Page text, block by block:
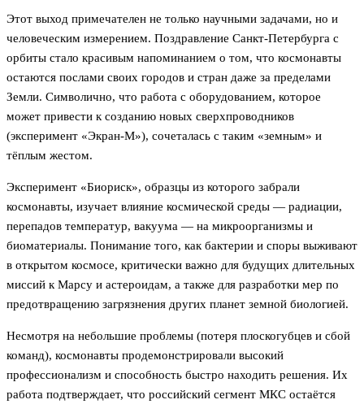
Этот выход примечателен не только научными задачами, но и
человеческим измерением. Поздравление Санкт-Петербурга с
орбиты стало красивым напоминанием о том, что космонавты
остаются послами своих городов и стран даже за пределами
Земли. Символично, что работа с оборудованием, которое
может привести к созданию новых сверхпроводников
(эксперимент «Экран-М»), сочеталась с таким «земным» и
тёплым жестом.
Эксперимент «Биориск», образцы из которого забрали
космонавты, изучает влияние космической среды — радиации,
перепадов температур, вакуума — на микроорганизмы и
биоматериалы. Понимание того, как бактерии и споры выживают
в открытом космосе, критически важно для будущих длительных
миссий к Марсу и астероидам, а также для разработки мер по
предотвращению загрязнения других планет земной биологией.
Несмотря на небольшие проблемы (потеря плоскогубцев и сбой
команд), космонавты продемонстрировали высокий
профессионализм и способность быстро находить решения. Их
работа подтверждает, что российский сегмент МКС остаётся